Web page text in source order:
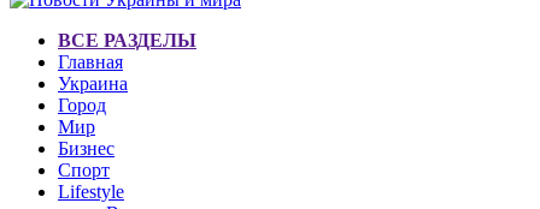
ВСЕ РАЗДЕЛЫ
Главная
Украина
Город
Мир
Бизнес
Спорт
Lifestyle